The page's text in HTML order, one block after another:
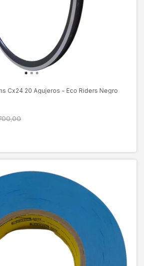
Cx24 20 Agujeros - Eco Riders Negro